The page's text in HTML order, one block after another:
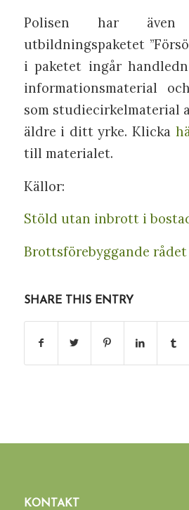
Polisen har
utbildningspaketet
i paketet ingår
informationsmaterial
som studiecirkelmaterial
äldre i ditt yrke. Klicka
till materialet.
Källor:
Stöld utan inbrott i
Brottsförebyggande rådet
SHARE THIS ENTRY
KONTAKT